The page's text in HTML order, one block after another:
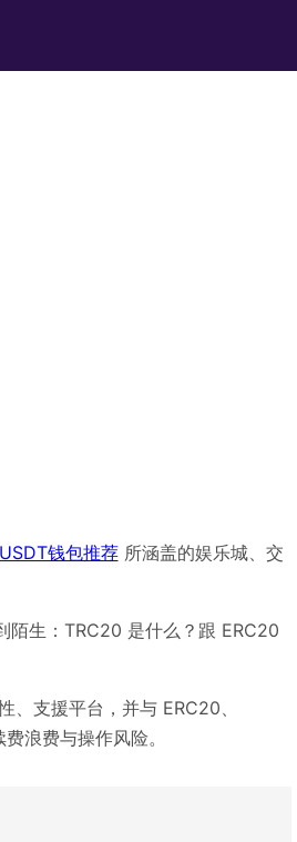
USDT钱包推荐所涵盖的娱乐城、交
陌生：TRC20 是什么？跟 ERC20
支援平台，并与 ERC20、
浪费与操作风险。